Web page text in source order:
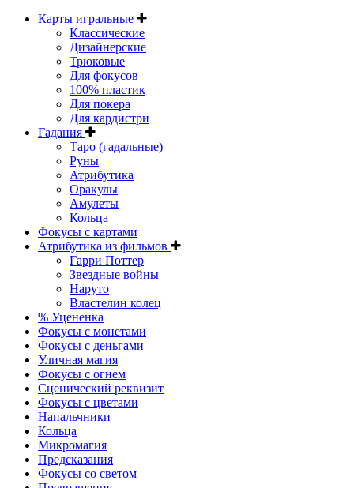
Карты игральные
Классические
Дизайнерские
Трюковые
Для фокусов
100% пластик
Для покера
Для кардистри
Гадания
Таро (гадальные)
Руны
Атрибутика
Оракулы
Амулеты
Кольца
Фокусы с картами
Атрибутика из фильмов
Гарри Поттер
Звездные войны
Наруто
Властелин колец
% Уцененка
Фокусы с монетами
Фокусы с деньгами
Уличная магия
Фокусы с огнем
Сценический реквизит
Фокусы с цветами
Напальчники
Кольца
Микромагия
Предсказания
Фокусы со светом